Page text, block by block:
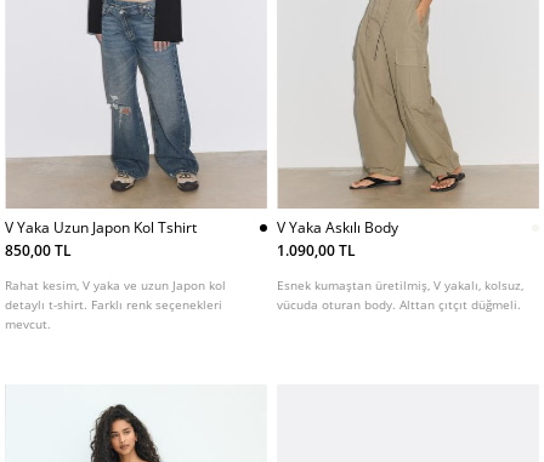
V Yaka Uzun Japon Kol Tshirt
850,00 TL
Rahat kesim, V yaka ve uzun Japon kol
detaylı t-shirt. Farklı renk seçenekleri
mevcut.
V Yaka Askılı Body
1.090,00 TL
Esnek kumaştan üretilmiş, V yakalı, kolsuz,
vücuda oturan body. Alttan çıtçıt düğmeli.